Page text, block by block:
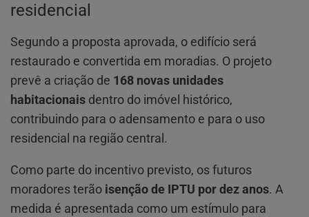
residencial
Segundo a proposta aprovada, o edifício será
restaurado e convertida em moradias. O projeto
prevê a criação de 168 novas unidades
habitacionais dentro do imóvel histórico,
contribuindo para o adensamento e para o uso
residencial na região central.
Como parte do incentivo previsto, os futuros
moradores terão isenção de IPTU por dez anos. A
medida é apresentada como um estímulo para